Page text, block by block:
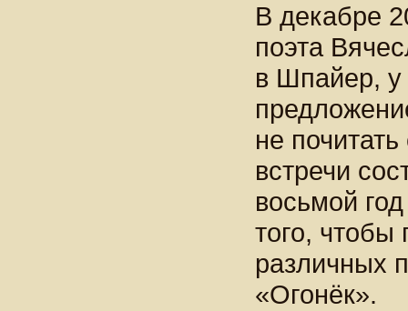
В декабре
поэта
в Шпайер, у
не
встречи
восьмой
того, чтобы
различных
«Огонёк».